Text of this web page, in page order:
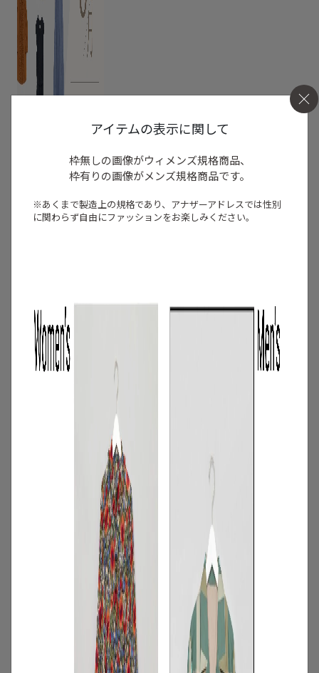
2026.07.23
アイテムの表示に関して
枠無しの画像がウィメンズ規格商品、
枠有りの画像がメンズ規格商品です。
※あくまで製造上の規格であり、アナザーアドレスでは性別
に関わらず自由にファッションをお楽しみください。